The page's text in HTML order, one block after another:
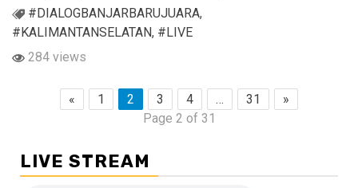
#DIALOGBANJARBARUJUARA,
#KALIMANTANSELATAN, #LIVE
284 views
« 1 2 3 4 … 31
»
Page 2 of 31
LIVE STREAM